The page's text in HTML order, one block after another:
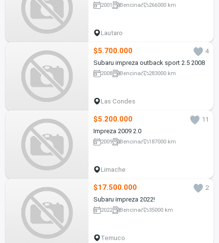
2001 Bencina 266000 km
Lautaro
$5.700.000
4
Subaru impreza outback sport 2.5 2008
2008 Bencina 283000 km
Las Condes
$5.200.000
11
Impreza 2009 2.0
2009 Bencina 187000 km
Limache
$17.500.000
2
Subaru impreza 2022!
2022 Bencina 35000 km
Temuco